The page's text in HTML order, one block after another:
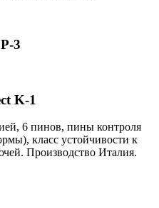
3
K-1
6 пинов, пины контроля
класс устойчивости к
Производство Италия.